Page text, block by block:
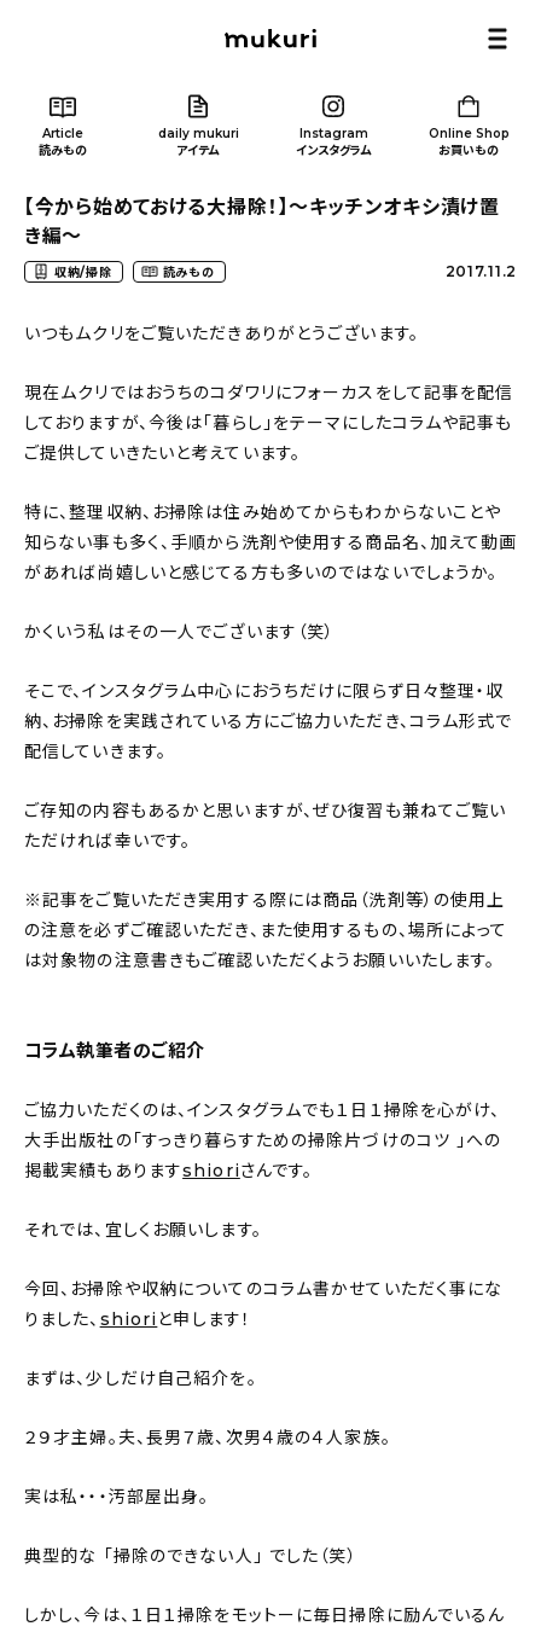
Article
読みもの
daily mukuri
アイテム
Instagram
インスタグラム
Online Shop
お買いもの
カテゴリー一覧
新着記事
人気の記事
おすすめの記事
コラム
インテリア
キッチン
収納/掃除
daily mukuri/ アイテム
人気の記事
日用品
キッチン
ギフト
キッズ
【今から始めておける大掃除！】〜キッチンオキシ漬け置
き編〜
収納/掃除 読みもの 2017.11.2
いつもムクリをご覧いただきありがとうございます。
現在ムクリではおうちのコダワリにフォーカスをして記事を配信
しておりますが、今後は「暮らし」をテーマにしたコラムや記事も
ご提供していきたいと考えています。
特に、整理収納、お掃除は住み始めてからもわからないことや
知らない事も多く、手順から洗剤や使用する商品名、加えて動画
があれば尚嬉しいと感じてる方も多いのではないでしょうか。
かくいう私はその一人でございます（笑）
そこで、インスタグラム中心におうちだけに限らず日々整理・収
納、お掃除を実践されている方にご協力いただき、コラム形式で
配信していきます。
ご存知の内容もあるかと思いますが、ぜひ復習も兼ねてご覧い
ただければ幸いです。
※記事をご覧いただき実用する際には商品（洗剤等）の使用上
の注意を必ずご確認いただき、また使用するもの、場所によって
は対象物の注意書きもご確認いただくようお願いいたします。
コラム執筆者のご紹介
ご協力いただくのは、インスタグラムでも１日１掃除を心がけ、
大手出版社の「すっきり暮らすための掃除片づけのコツ 」への
掲載実績もありますshioriさんです。
それでは、宜しくお願いします。
今回、お掃除や収納についてのコラム書かせていただく事にな
りました、 shiori と申します！
まずは、少しだけ自己紹介を。
２９才主婦。夫、長男７歳、次男４歳の４人家族。
実は私・・・汚部屋出身。
典型的な 「掃除のできない人」 でした（笑）
しかし、今は、１日１掃除をモットーに毎日掃除に励んでいるん